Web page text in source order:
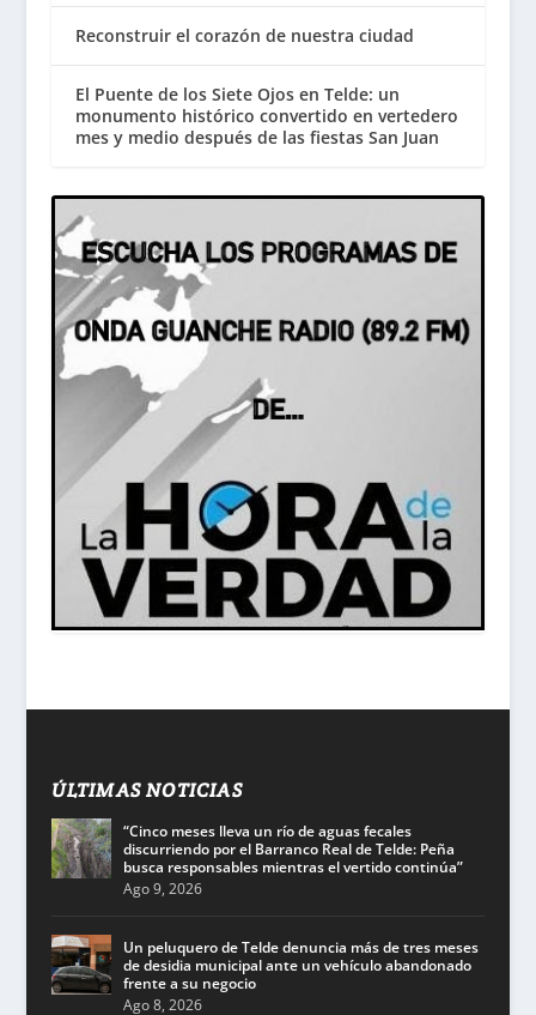
Reconstruir el corazón de nuestra ciudad
El Puente de los Siete Ojos en Telde: un
monumento histórico convertido en vertedero
mes y medio después de las fiestas San Juan
ÚLTIMAS NOTICIAS
“Cinco meses lleva un río de aguas fecales
discurriendo por el Barranco Real de Telde: Peña
busca responsables mientras el vertido continúa”
Ago 9, 2026
Un peluquero de Telde denuncia más de tres meses
de desidia municipal ante un vehículo abandonado
frente a su negocio
Ago 8, 2026